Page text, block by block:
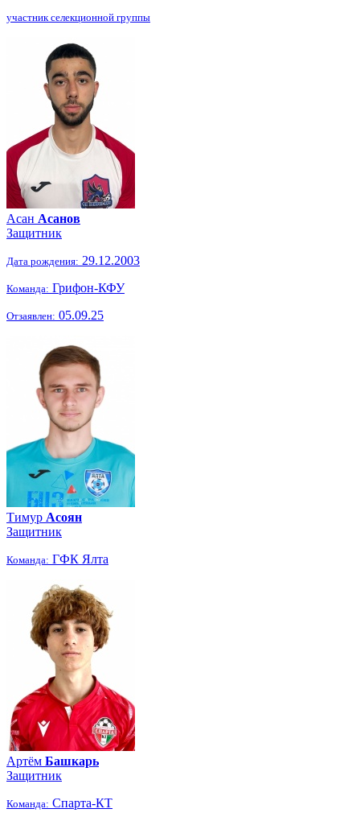
участник селекционной группы
Асан Асанов
Защитник
Дата рождения: 29.12.2003
Команда: Грифон-КФУ
Отзаявлен: 05.09.25
Тимур Асоян
Защитник
Команда: ГФК Ялта
Артём Башкарь
Защитник
Команда: Спарта-КТ